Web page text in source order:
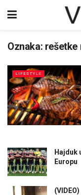
Oznaka: rešetke
LIFESTYLE
Hajduk
Europu